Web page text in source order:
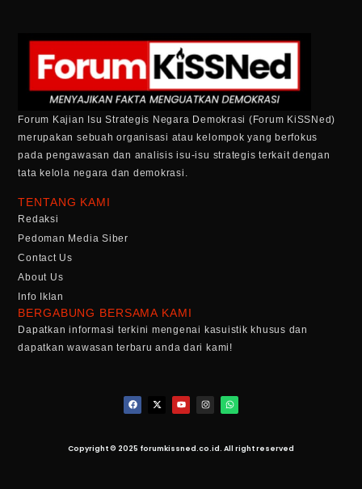
Forum Kajian Isu Strategis Negara Demokrasi (Forum KiSSNed)
merupakan sebuah organisasi atau kelompok yang berfokus
pada pengawasan dan analisis isu-isu strategis terkait dengan
tata kelola negara dan demokrasi.
TENTANG KAMI
Redaksi
Pedoman Media Siber
Contact Us
About Us
Info Iklan
BERGABUNG BERSAMA KAMI
Dapatkan informasi terkini mengenai kasuistik khusus dan
dapatkan wawasan terbaru anda dari kami!
Copyright © 2025 forumkissned.co.id. All right reserved